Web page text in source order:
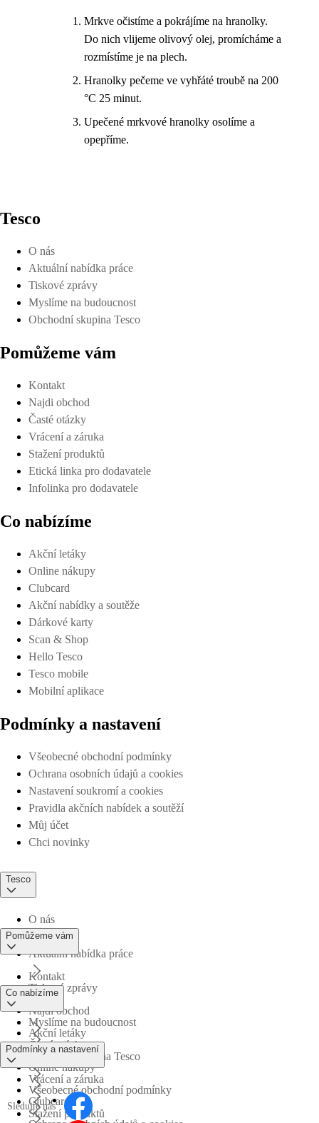
Mrkve očistíme a pokrájíme na hranolky.
Do nich vlijeme olivový olej, promícháme a
rozmístíme je na plech.
Hranolky pečeme ve vyhřáté troubě na 200
°C 25 minut.
Upečené mrkvové hranolky osolíme a
opepříme.
Tesco
O nás
Aktuální nabídka práce
Tiskové zprávy
Myslíme na budoucnost
Obchodní skupina Tesco
Pomůžeme vám
Kontakt
Najdi obchod
Časté otázky
Vrácení a záruka
Stažení produktů
Etická linka pro dodavatele
Infolinka pro dodavatele
Co nabízíme
Akční letáky
Online nákupy
Clubcard
Akční nabídky a soutěže
Dárkové karty
Scan & Shop
Hello Tesco
Tesco mobile
Mobilní aplikace
Podmínky a nastavení
Všeobecné obchodní podmínky
Ochrana osobních údajů a cookies
Nastavení soukromí a cookies
Pravidla akčních nabídek a soutěží
Můj účet
Chci novinky
Tesco
O nás
Aktuální nabídka práce
Tiskové zprávy
Myslíme na budoucnost
Obchodní skupina Tesco
Pomůžeme vám
Kontakt
Najdi obchod
Časté otázky
Vrácení a záruka
Stažení produktů
Co nabízíme
Akční letáky
Online nákupy
Clubcard
Podmínky a nastavení
Všeobecné obchodní podmínky
Sledujte nás